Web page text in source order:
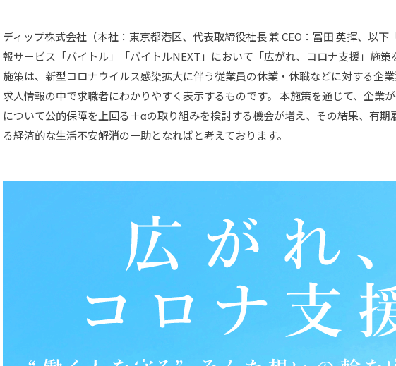
ディップ株式会社（本社：東京都港区、代表取締役社長 兼 CEO：冨田 英揮、以下
報サービス「バイトル」「バイトルNEXT」において「広がれ、コロナ支援」施策
施策は、新型コロナウイルス感染拡大に伴う従業員の休業・休職などに対する企業
求人情報の中で求職者にわかりやすく表示するものです。 本施策を通じて、企業
について公的保障を上回る＋αの取り組みを検討する機会が増え、その結果、有期
る経済的な生活不安解消の一助となればと考えております。